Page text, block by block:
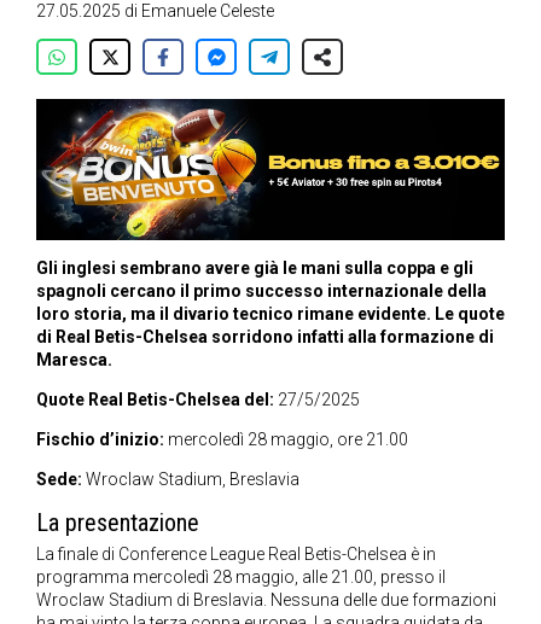
27.05.2025 di Emanuele Celeste
Gli inglesi sembrano avere già le mani sulla coppa e gli
spagnoli cercano il primo successo internazionale della
loro storia, ma il divario tecnico rimane evidente. Le quote
di Real Betis-Chelsea sorridono infatti alla formazione di
Maresca.
Quote Real Betis-Chelsea del: 27/5/2025
Fischio d’inizio: mercoledì 28 maggio, ore 21.00
Sede: Wroclaw Stadium, Breslavia
La presentazione
La finale di Conference League Real Betis-Chelsea è in
programma mercoledì 28 maggio, alle 21.00, presso il
Wroclaw Stadium di Breslavia. Nessuna delle due formazioni